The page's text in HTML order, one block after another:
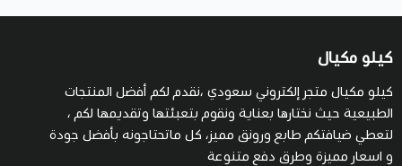
كيلو مكيال
كيلو مكيال متجر إلكتروني سعودي ،نقدم لكم أفضل المنتجات
الطبيعية حيث نختارها بعناية ونقوم بتعبئتها وتقديمها لكم ،
لتعطي ضيافتكم طابع ورونق مميز، كل ماتحتاجونه بأفضل جودة
و اسعار مميزة وطرق دفع متنوعة